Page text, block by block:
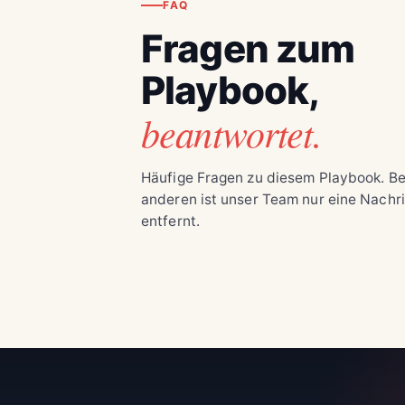
FAQ
Fragen zum
Playbook,
beantwortet.
Häufige Fragen zu diesem Playbook.
anderen ist unser Team nur eine
entfernt.